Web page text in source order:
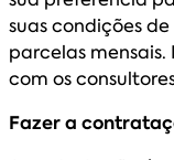
suas condições
parcelas
com os
Fazer a